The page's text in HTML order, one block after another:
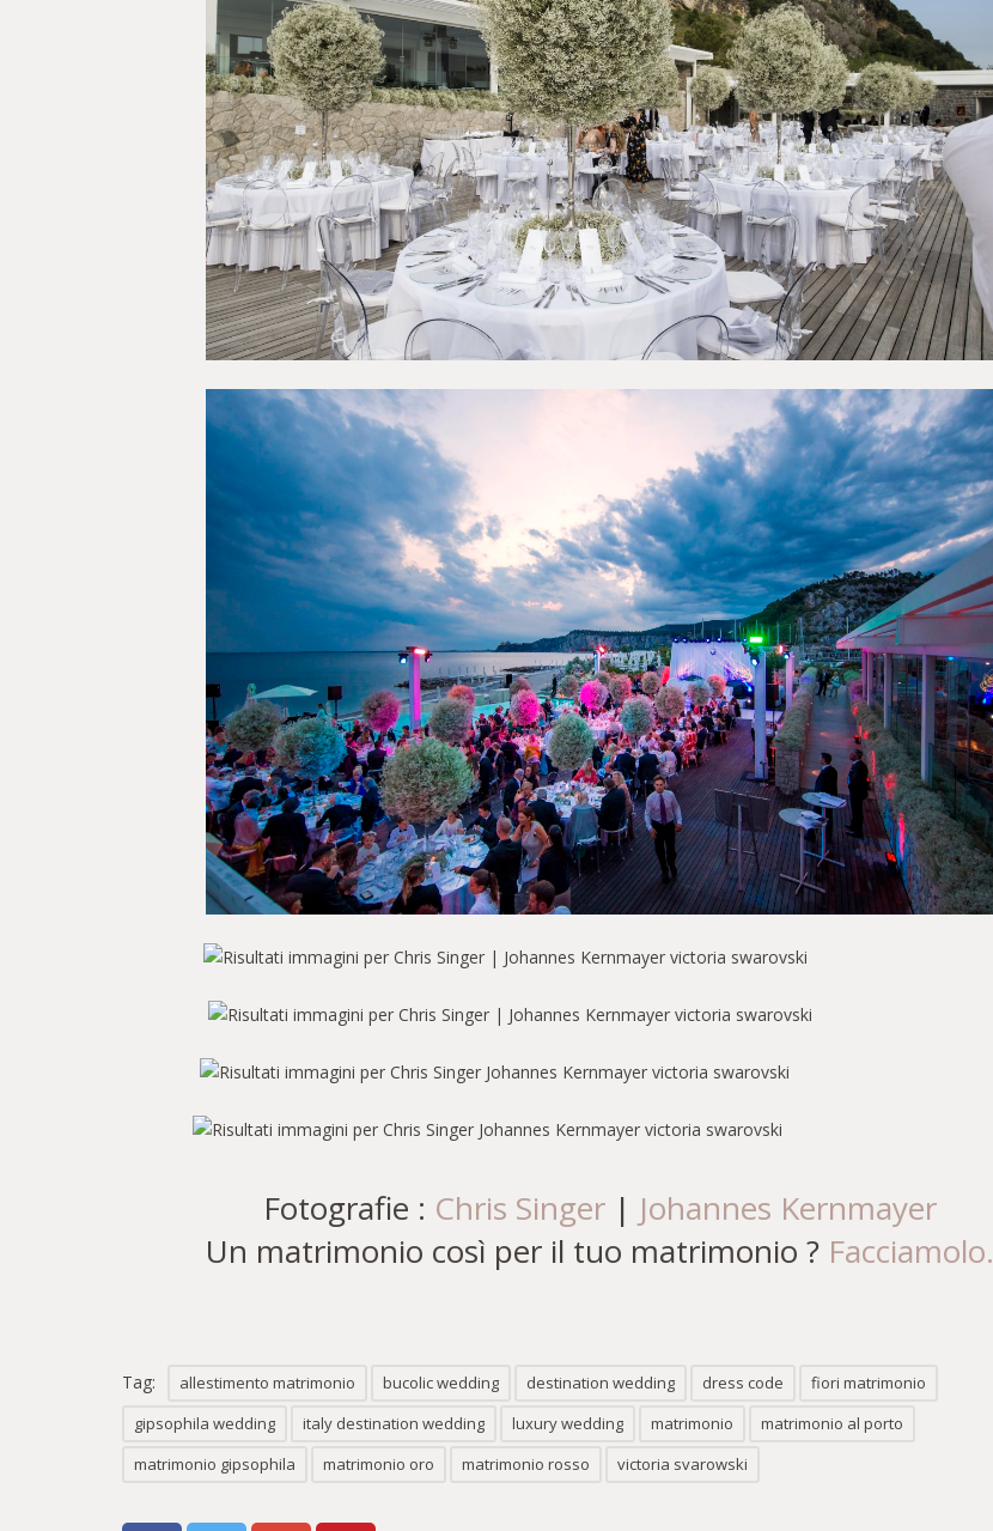
Fotografie : Chris Singer| Johannes Kernmayer
Un matrimonio così per il tuo matrimonio ?Facciamolo.
Tag: allestimento matrimonio bucolic wedding destination wedding dress code
fiori matrimonio
gipsophila wedding
italy destination wedding luxury wedding matrimonio
matrimonio al porto
matrimonio gipsophila
matrimonio oro matrimonio rosso victoria svarowski